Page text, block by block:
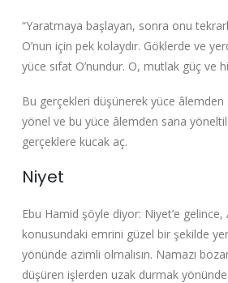
“Yaratmaya başlayan, sonra onu
O’nun için pek kolaydır. Göklerde ve
yüce sıfat O’nundur. O, mutlak güç ve
Bu gerçekleri düşünerek yüce âlemden
yönel ve bu yüce âlemden sana
gerçeklere kucak aç.
Niyet
Ebu Hamid şöyle diyor: Niyet’e gelince,
konusundaki emrini güzel bir şekilde
yönünde azimli olmalısın. Namazı
düşüren işlerden uzak durmak yönünde